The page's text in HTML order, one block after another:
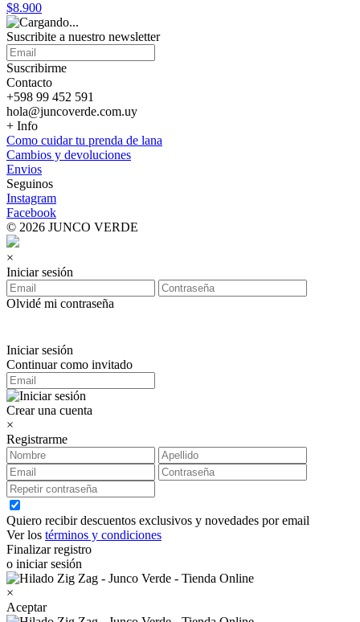
$8.900
Suscribite a nuestro newsletter
Suscribirme
Contacto
+598 99 452 591
hola@juncoverde.com.uy
+ Info
Como cuidar tu prenda de lana
Cambios y devoluciones
Envios
Seguinos
Instagram
Facebook
© 2026 JUNCO VERDE
×
Iniciar sesión
Olvidé mi contraseña
Iniciar sesión
Continuar como invitado
Crear una cuenta
×
Registrarme
Quiero recibir descuentos exclusivos y novedades por email
Ver los términos y condiciones
Finalizar registro
o iniciar sesión
×
Aceptar